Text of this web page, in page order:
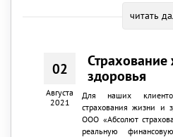
читать
02
Августа
2021
здоровья
Для наших
страхования жизни и
ООО «Абсолют
реальную